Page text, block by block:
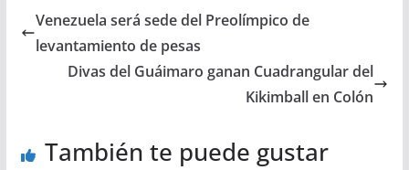
Venezuela será sede del Preolímpico de
levantamiento de pesas
Divas del Guáimaro ganan Cuadrangular del
Kikimball en Colón
También te puede gustar